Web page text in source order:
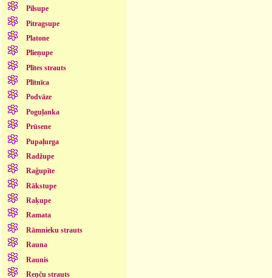
Pilsupe
Pitragsupe
Platone
Plieņupe
Plītes strauts
Plītnīca
Podvāze
Poguļanka
Prūsene
Pupaļurga
Radžupe
Raģupīte
Rākstupe
Raķupe
Ramata
Rāmnieku strauts
Rauna
Raunis
Reņču strauts